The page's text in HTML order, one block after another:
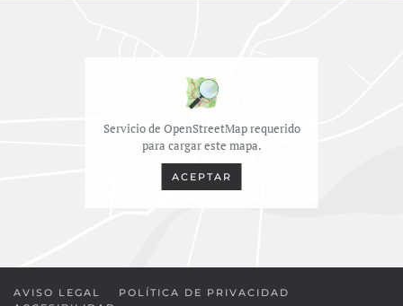
Servicio de OpenStreetMap requerido
para cargar este mapa.
ACEPTAR
AVISO LEGAL
POLÍTICA DE PRIVACIDAD